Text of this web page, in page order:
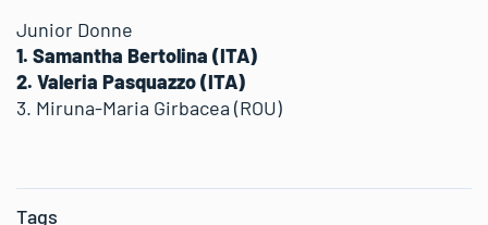
Junior Donne
1. Samantha Bertolina (ITA)
2. Valeria Pasquazzo (ITA)
3. Miruna-Maria Girbacea (ROU)
Tags